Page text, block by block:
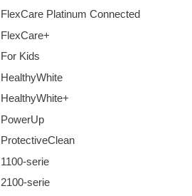
FlexCare Platinum Connected
FlexCare+
For Kids
HealthyWhite
HealthyWhite+
PowerUp
ProtectiveClean
1100-serie
2100-serie